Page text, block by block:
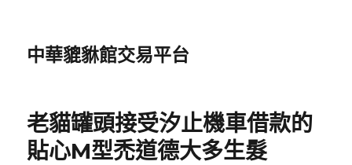
中華貔貅館交易平台
老貓罐頭接受汐止機車借款的
貼心M型禿道德大多生髮